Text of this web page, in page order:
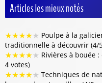
Articles les mieux notés
★★★★★ Poulpe à la
traditionnelle à découvrir (4/
★★★★★ Rivières à bouée
4 votes)
★★★★★ Techniques de